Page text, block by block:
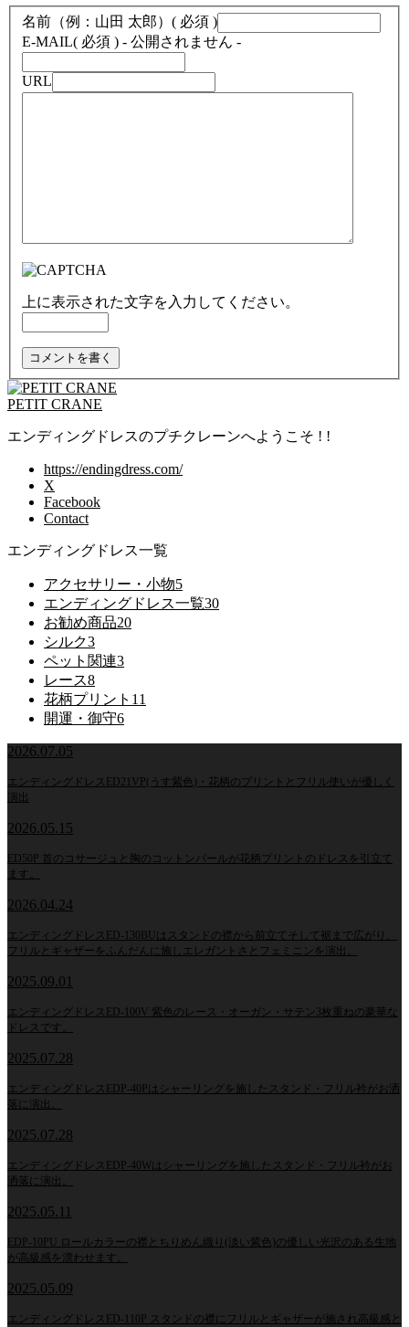
名前（例：山田 太郎） ( 必須 )
E-MAIL( 必須 ) - 公開されません -
URL
上に表示された文字を入力してください。
PETIT CRANE
エンディングドレスのプチクレーンへようこそ ! !
https://endingdress.com/
X
Facebook
Contact
エンディングドレス一覧
アクセサリー・小物5
エンディングドレス一覧30
お勧め商品20
シルク3
ペット関連3
レース8
花柄プリント 11
開運・御守6
2026.07.05
エンディングドレスED21VP(うす紫色)・花柄のプリントとフリル使いが優しく
演出
2026.05.15
ED50P 首のコサージュと胸のコットンパールが花柄プリントのドレスを引立て
ます。
2026.04.24
エンディングドレスED-130BUはスタンドの襟から前立てそして裾まで広がり、
フリルとギャザーをふんだんに施しエレガントさとフェミニンを演出。
2025.09.01
エンディングドレスED-100V 紫色のレース・オーガン・サテン3枚重ねの豪華な
ドレスです。
2025.07.28
エンディングドレスEDP-40Pはシャーリングを施したスタンド・フリル衿がお洒
落に演出。
2025.07.28
エンディングドレスEDP-40Wはシャーリングを施したスタンド・フリル衿がお
洒落に演出。
2025.05.11
EDP-10PU ロールカラーの襟とちりめん織り(淡い紫色)の優しい光沢のある生地
が高級感を漂わせます。
2025.05.09
エンディングドレスED-110P スタンドの襟にフリルとギャザーが施され高級感と